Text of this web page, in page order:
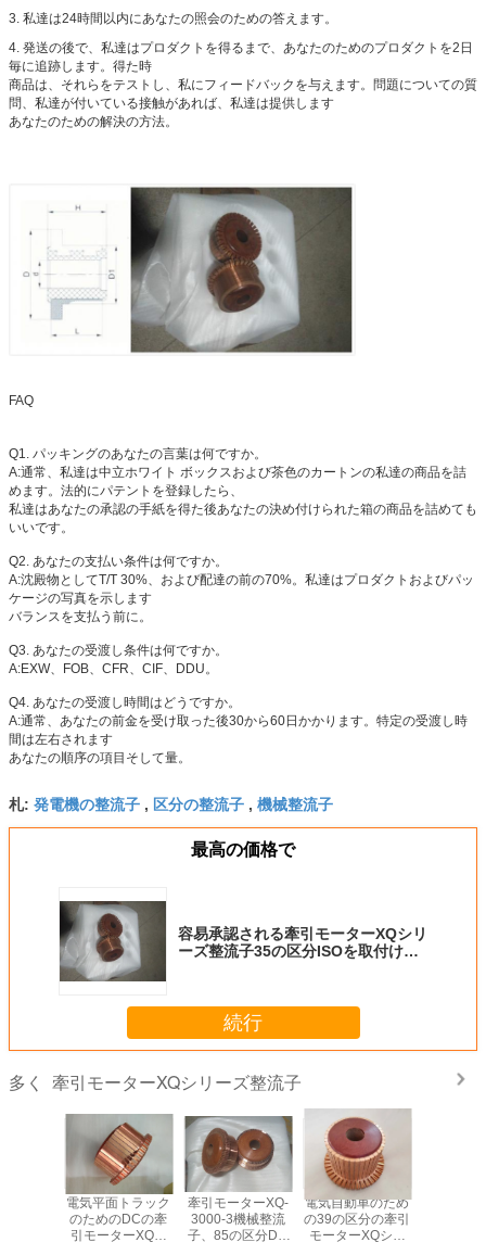
3. 私達は24時間以内にあなたの照会のための答えます。
4. 発送の後で、私達はプロダクトを得るまで、あなたのためのプロダクトを2日
毎に追跡します。得た時
商品は、それらをテストし、私にフィードバックを与えます。問題についての質
問、私達が付いている接触があれば、私達は提供します
あなたのための解決の方法。
FAQ
Q1. パッキングのあなたの言葉は何ですか。
A:通常、私達は中立ホワイト ボックスおよび茶色のカートンの私達の商品を詰
めます。法的にパテントを登録したら、
私達はあなたの承認の手紙を得た後あなたの決め付けられた箱の商品を詰めても
いいです。
Q2. あなたの支払い条件は何ですか。
A:沈殿物としてT/T 30%、および配達の前の70%。私達はプロダクトおよびパッ
ケージの写真を示します
バランスを支払う前に。
Q3. あなたの受渡し条件は何ですか。
A:EXW、FOB、CFR、CIF、DDU。
Q4. あなたの受渡し時間はどうですか。
A:通常、あなたの前金を受け取った後30から60日かかります。特定の受渡し時
間は左右されます
あなたの順序の項目そして量。
札: 発電機の整流子 , 区分の整流子 , 機械整流子
最高の価格で
容易承認される牽引モーターXQシリ
ーズ整流子35の区分ISOを取付けて
続行
多く 牽引モーターXQシリーズ整流子
電気平面トラック
のためのDCの牽
引モーターXQシ
牽引モーターXQ-
3000-3機械整流
子、85の区分DC
電気自動車のため
の39の区分の牽引
モーターXQシリ